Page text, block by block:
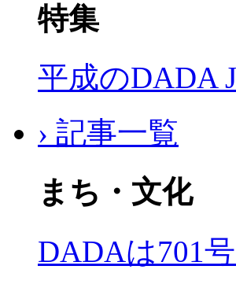
特集
平成のDADA
› 記事一覧
まち・文化
DADAは701